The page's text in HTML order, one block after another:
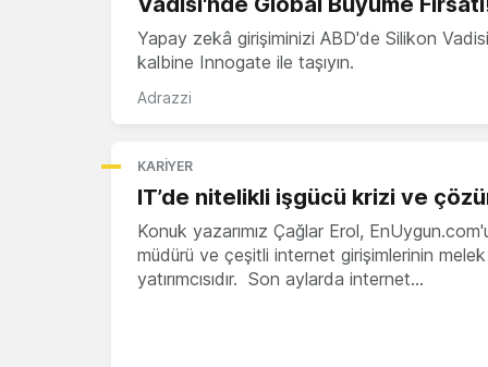
Yapay zekâ girişiminizi ABD'de Silikon
kalbine Innogate ile taşıyın.
Adrazzi
KARIYER
IT’de nitelikli işgücü krizi ve
Konuk yazarımız Çağlar Erol,
müdürü ve çeşitli internet girişimlerinin melek
yatırımcısıdır. Son aylarda internet…